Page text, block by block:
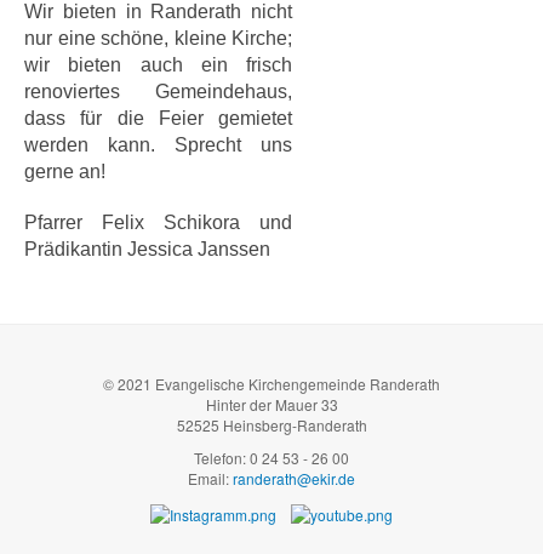
Wir bieten in Randerath nicht
nur eine schöne, kleine Kirche;
wir bieten auch ein frisch
renoviertes Gemeindehaus,
dass für die Feier gemietet
werden kann. Sprecht uns
gerne an!
Pfarrer Felix Schikora und
Prädikantin Jessica Janssen
© 2021 Evangelische Kirchengemeinde Randerath
Hinter der Mauer 33
52525 Heinsberg-Randerath
Telefon: 0 24 53 - 26 00
Email:randerath@ekir.de